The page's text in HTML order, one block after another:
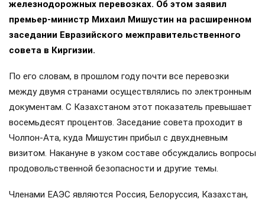
железнодорожных перевозках. Об этом заявил
премьер-министр Михаил Мишустин на расширенном
заседании Евразийского межправительственного
совета в Киргизии.
По его словам, в прошлом году почти все перевозки
между двумя странами осуществлялись по электронным
документам. С Казахстаном этот показатель превышает
восемьдесят процентов. Заседание совета проходит в
Чолпон-Ата, куда Мишустин прибыл с двухдневным
визитом. Накануне в узком составе обсуждались вопросы
продовольственной безопасности и другие темы.
Членами ЕАЭС являются Россия, Белоруссия, Казахстан,